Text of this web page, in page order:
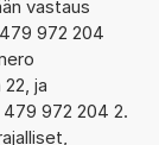
vastaus
972 204
ja
972 204 2.